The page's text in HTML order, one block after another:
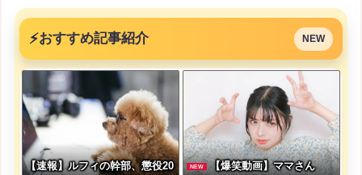
⚡おすすめ記事紹介 NEW
【速報】ルフィの幹部、懲役20
NEW
【爆笑動画】ママさん